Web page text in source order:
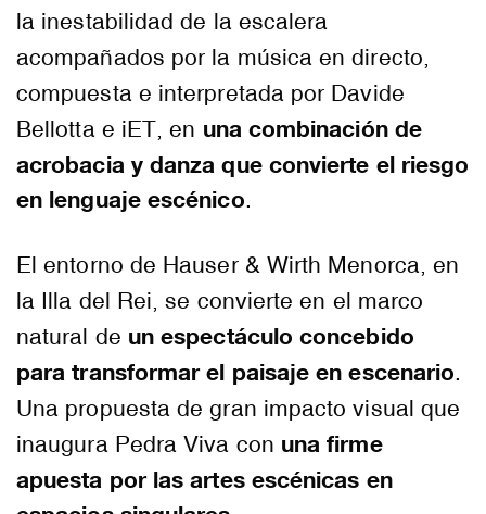
la inestabilidad de la escalera
acompañados por la música en directo,
compuesta e interpretada por Davide
Bellotta e iET, en una combinación de
acrobacia y danza que convierte el riesgo
en lenguaje escénico.
El entorno de Hauser & Wirth Menorca, en
la Illa del Rei, se convierte en el marco
natural de un espectáculo concebido
para transformar el paisaje en escenario.
Una propuesta de gran impacto visual que
inaugura Pedra Viva con una firme
apuesta por las artes escénicas en